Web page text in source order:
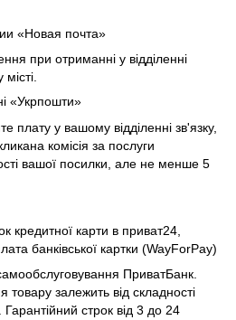
«Новая почта»
при отриманні у відділенні
«Укрпошти»
у вашому відділенні зв'язку,
комісія за послуги
вашої посилки, але не менше 5
кредитної карти в приват24,
банківської картки (WayForPay)
ПриватБанк.
товару залежить від складності
Гарантійний строк від 3 до 24